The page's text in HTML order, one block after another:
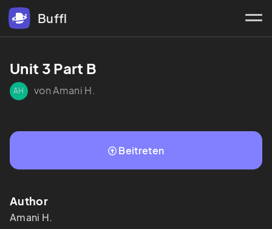
Buffl
Unit 3 Part B
AH von Amani H.
Beitreten
Author
Amani H.